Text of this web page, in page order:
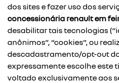
dos sites e fazer uso dos
concessionária renault em
desabilitar tais tecnologias
anônimos”, “cookies”, ou
descadastramento/opt-out
expressamente escolhe este
voltado exclusivamente aos